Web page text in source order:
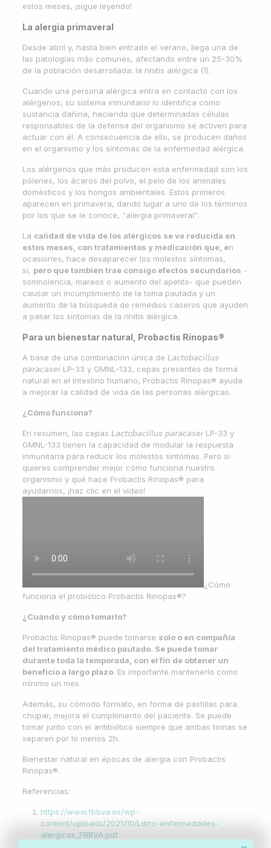
estos meses, ¡sigue leyendo!
La alergia primaveral
Desde abril y, hasta bien entrado el verano, llega una de
las patologías más comunes, afectando entre un 25-30%
de la población desarrollada: la rinitis alérgica (1).
Cuando una persona alérgica entra en contacto con los
alérgenos, su sistema inmunitario lo identifica como
sustancia dañina, haciendo que determinadas células
responsables de la defensa del organismo se activen para
actuar con él. A consecuencia de ello, se producen daños
en el organismo y los síntomas de la enfermedad alérgica.
Los alérgenos que más producen esta enfermedad son los
pólenes, los ácaros del polvo, el pelo de los animales
domésticos y los hongos ambientales. Estos primeros
aparecen en primavera, dando lugar a uno de los términos
por los que se le conoce, “alergia primaveral”.
La calidad de vida de los alérgicos se ve reducida en
estos meses, con tratamientos y medicación que, en
ocasiones, hace desaparecer los molestos síntomas,
sí, pero que también trae consigo efectos secundarios -
somnolencia, mareos o aumento del apetito- que pueden
causar un incumplimiento de la toma pautada y un
aumento de la búsqueda de remedios caseros que ayuden
a paliar los síntomas de la rinitis alérgica.
Para un bienestar natural, Probactis Rinopas®
A base de una combinación única de 𝘓𝘢𝘤𝘵𝘰𝘣𝘢𝘤𝘪𝘭𝘭𝘶𝘴
𝘱𝘢𝘳𝘢𝘤𝘢𝘴𝘦𝘪 LP-33 y GMNL-133, cepas presentes de forma
natural en el intestino humano, Probactis Rinopas® ayuda
a mejorar la calidad de vida de las personas alérgicas.
¿Cómo funciona?
En resumen, las cepas 𝘓𝘢𝘤𝘵𝘰𝘣𝘢𝘤𝘪𝘭𝘭𝘶𝘴 𝘱𝘢𝘳𝘢𝘤𝘢𝘴𝘦𝘪 LP-33 y
GMNL-133 tienen la capacidad de modular la respuesta
inmunitaria para reducir los molestos síntomas. Pero si
quieres comprender mejor cómo funciona nuestro
organismo y qué hace Probactis Rinopas® para
ayudarnos, ¡haz clic en el vídeo!
¿Cómo
funciona el probiótico Probactis Rinopas®?
¿Cuándo y cómo tomarlo?
Probactis Rinopas® puede tomarse solo o en compañía
del tratamiento médico pautado. Se puede tomar
durante toda la temporada, con el fin de obtener un
beneficio a largo plazo. Es importante mantenerlo como
mínimo un mes.
Además, su cómodo formato, en forma de pastillas para
chupar, mejora el cumplimiento del paciente. Se puede
tomar junto con el antibiótico siempre que ambas tomas se
separen por lo menos 2h.
Bienestar natural en épocas de alergia con Probactis
Rinopas®.
Referencias:
https://www.fbbva.es/wp-
content/uploads/2021/10/Libro-enfermedades-
alergicas_FBBVA.pdf